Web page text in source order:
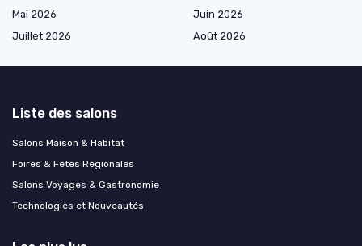
Mai 2026
Juin 2026
Juillet 2026
Août 2026
Liste des salons
Salons Maison & Habitat
Foires & Fêtes Régionales
Salons Voyages & Gastronomie
Technologies et Nouveautés